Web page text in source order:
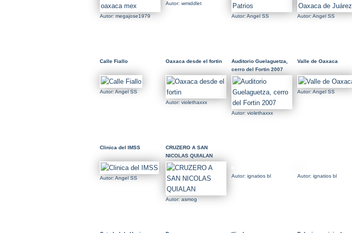
Autor: megajose1979
Autor: wmiddlet
Autor: Angel SS Autor: Angel SS
Calle Fiallo
Autor: Angel SS
Oaxaca desde el fortin
Autor: violethaxxx
Auditorio Guelaguetza,
cerro del Fortin 2007
Autor: violethaxxx
Valle de Oaxaca
Autor: Angel SS
Clinica del IMSS
Autor: Angel SS
CRUZERO A SAN
NICOLAS QUIALAN
Autor: asmog
Autor: ignatios bl Autor: ignatios bl